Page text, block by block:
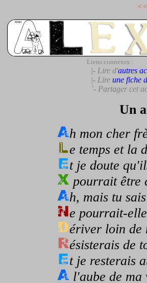
Liens connexes :
|- Lire d'autres
|- Lire une fiche
`- Partager cet
Un
h mon cher
e temps et la
t je doute
pourrait être
h, mais tu
e pourrait-
ériver loin de
ésisterais de
t je resterais
l'aube de